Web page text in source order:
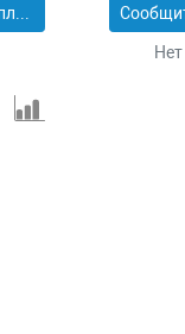
Сообщить о поступлении